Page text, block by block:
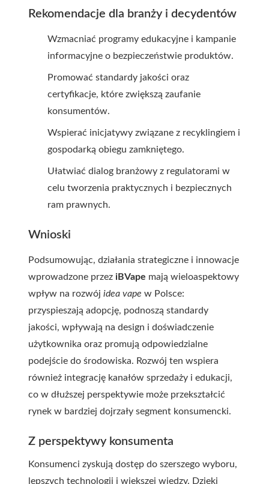
Rekomendacje dla branży i decydentów
Wzmacniać programy edukacyjne i kampanie
informacyjne o bezpieczeństwie produktów.
Promować standardy jakości oraz
certyfikacje, które zwiększą zaufanie
konsumentów.
Wspierać inicjatywy związane z recyklingiem i
gospodarką obiegu zamkniętego.
Ułatwiać dialog branżowy z regulatorami w
celu tworzenia praktycznych i bezpiecznych
ram prawnych.
Wnioski
Podsumowując, działania strategiczne i innowacje
wprowadzone przez iBVape mają wieloaspektowy
wpływ na rozwój idea vape w Polsce:
przyspieszają adopcję, podnoszą standardy
jakości, wpływają na design i doświadczenie
użytkownika oraz promują odpowiedzialne
podejście do środowiska. Rozwój ten wspiera
również integrację kanałów sprzedaży i edukacji,
co w dłuższej perspektywie może przekształcić
rynek w bardziej dojrzały segment konsumencki.
Z perspektywy konsumenta
Konsumenci zyskują dostęp do szerszego wyboru,
lepszych technologii i większej wiedzy. Dzięki